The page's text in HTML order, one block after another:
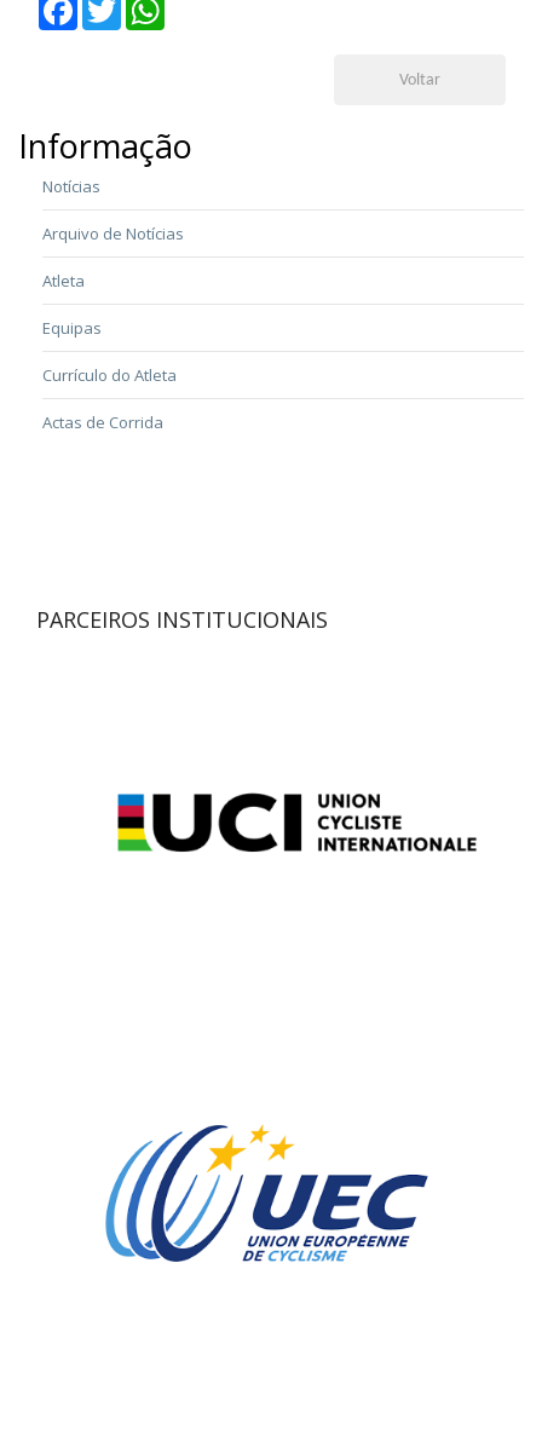
Voltar
Informação
Notícias
Arquivo de Notícias
Atleta
Equipas
Currículo do Atleta
Actas de Corrida
PARCEIROS INSTITUCIONAIS